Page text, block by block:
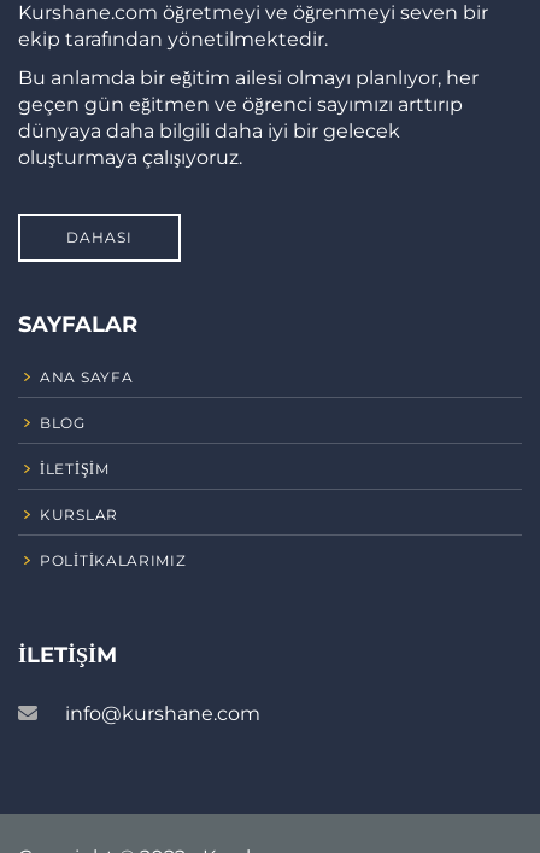
Kurshane.com öğretmeyi ve öğrenmeyi seven bir
ekip tarafından yönetilmektedir.
Bu anlamda bir eğitim ailesi olmayı planlıyor, her
geçen gün eğitmen ve öğrenci sayımızı arttırıp
dünyaya daha bilgili daha iyi bir gelecek
oluşturmaya çalışıyoruz.
DAHASI
SAYFALAR
ANA SAYFA
BLOG
İLETIŞIM
KURSLAR
POLITIKALARIMIZ
İLETIŞIM
info@kurshane.com